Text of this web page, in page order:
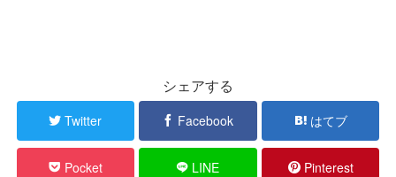
シェアする
Twitter Facebook はてブ
Pocket LINE Pinterest